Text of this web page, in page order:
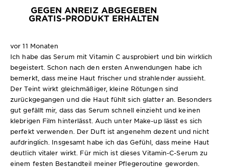
GEGEN ANREIZ ABGEGEBEN
GRATIS-PRODUKT ERHALTEN
vor 11 Monaten
Ich habe das Serum mit Vitamin C ausprobiert und bin wirklich
begeistert. Schon nach den ersten Anwendungen habe ich
bemerkt, dass meine Haut frischer und strahlender aussieht.
Der Teint wirkt gleichmäßiger, kleine Rötungen sind
zurückgegangen und die Haut fühlt sich glatter an. Besonders
gut gefällt mir, dass das Serum schnell einzieht und keinen
klebrigen Film hinterlässt. Auch unter Make-up lässt es sich
perfekt verwenden. Der Duft ist angenehm dezent und nicht
aufdringlich. Insgesamt habe ich das Gefühl, dass meine Haut
deutlich vitaler wirkt. Für mich ist dieses Vitamin-C-Serum zu
einem festen Bestandteil meiner Pflegeroutine geworden.